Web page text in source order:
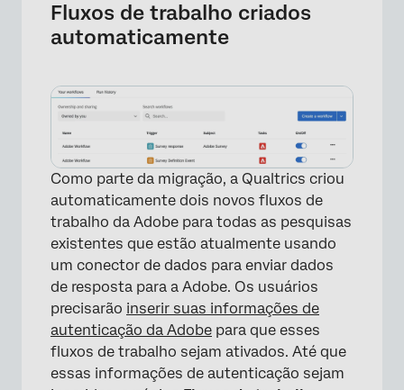
Fluxos de trabalho criados
automaticamente
Como parte da migração, a Qualtrics criou
automaticamente dois novos fluxos de
trabalho da Adobe para todas as pesquisas
existentes que estão atualmente usando
um conector de dados para enviar dados
de resposta para a Adobe. Os usuários
precisarão inserir suas informações de
autenticação da Adobe para que esses
fluxos de trabalho sejam ativados. Até que
essas informações de autenticação sejam